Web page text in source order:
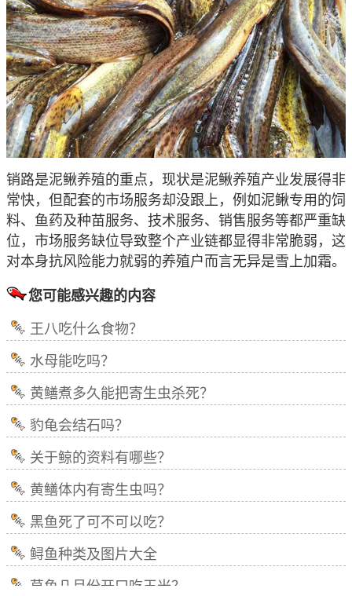
销路是泥鳅养殖的重点，现状是泥鳅养殖产业发展得非
常快，但配套的市场服务却没跟上，例如泥鳅专用的饲
料、鱼药及种苗服务、技术服务、销售服务等都严重缺
位，市场服务缺位导致整个产业链都显得非常脆弱，这
对本身抗风险能力就弱的养殖户而言无异是雪上加霜。
您可能感兴趣的内容
王八吃什么食物？
水母能吃吗？
黄鳝煮多久能把寄生虫杀死？
豹龟会结石吗？
关于鲸的资料有哪些？
黄鳝体内有寄生虫吗？
黑鱼死了可不可以吃？
鲟鱼种类及图片大全
草鱼几月份开口吃玉米？